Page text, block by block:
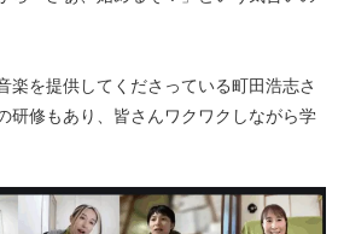
楽を提供してくださっている町田浩志さ
研修もあり、皆さんワクワクしながら学